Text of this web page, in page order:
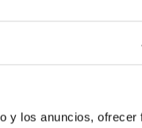
y los anuncios,
un rol
decidido